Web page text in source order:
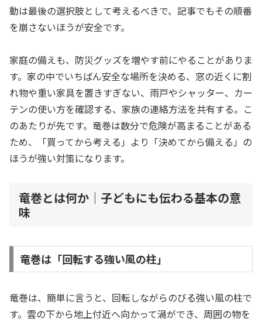
動は最後の選択肢として考えるべきで、記事でもその順番
を崩さないほうが安全です。
家庭の備えも、防災グッズを増やす前にやることがありま
す。家の中でいちばん安全な場所を決める、窓の近くに割
れ物や重い家具を置きすぎない、雨戸やシャッター、カー
テンの使い方を確認する、家族の連絡方法を共有する。こ
のあたりが先です。竜巻は数分で危険が高まることがある
ため、「買ってから考える」より「決めてから備える」の
ほうが強い対策になります。
竜巻とは何か｜子どもにも伝わる基本の意
味
竜巻は「回転する強い風の柱」
竜巻は、簡単に言うと、回転しながらのびる強い風の柱で
す。雲の下から地上付近へ向かって渦ができ、周囲の物を